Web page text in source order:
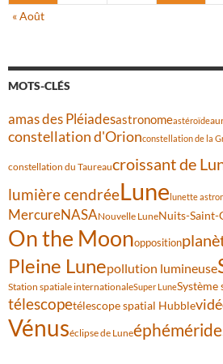
« Août
MOTS-CLÉS
amas des Pléiadesastronomeastéroïde
constellation d'Orionconstellation de la
constellation du Taureaucroissant de
lumière cendréeLunelunette
MercureNASANouvelle LuneNuits-Saint-
On the Moonopposition
Pleine Lunepollution lumineuse
Station spatiale internationaleSuper LuneSystème
télescopetélescope spatial Hubble
Vénuséclipse de Lune